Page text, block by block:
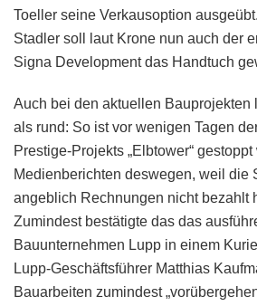
Toeller seine Verkausoption
Stadler soll laut Krone nun auch der
Signa Development das Handtuch
Auch bei den aktuellen Bauprojekten
als rund: So ist vor wenigen Tagen
Prestige-Projekts „Elbtower“
Medienberichten deswegen, weil die
angeblich Rechnungen nicht bezahlt
Zumindest bestätigte das das
Bauunternehmen Lupp in einem
Lupp-Geschäftsführer Matthias
Bauarbeiten zumindest